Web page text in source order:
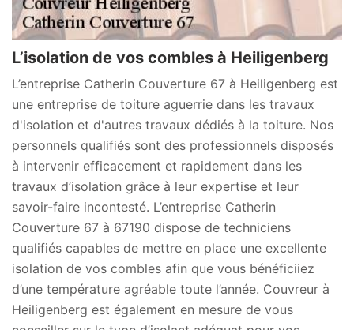
L’isolation de vos combles à Heiligenberg
L’entreprise Catherin Couverture 67 à Heiligenberg est
une entreprise de toiture aguerrie dans les travaux
d'isolation et d'autres travaux dédiés à la toiture. Nos
personnels qualifiés sont des professionnels disposés
à intervenir efficacement et rapidement dans les
travaux d’isolation grâce à leur expertise et leur
savoir-faire incontesté. L’entreprise Catherin
Couverture 67 à 67190 dispose de techniciens
qualifiés capables de mettre en place une excellente
isolation de vos combles afin que vous bénéficiiez
d’une température agréable toute l’année. Couvreur à
Heiligenberg est également en mesure de vous